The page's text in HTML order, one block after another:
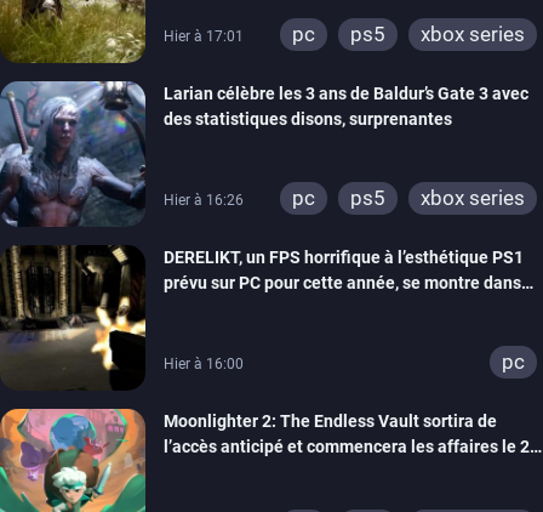
Hier à 17:01 pc ps5 xbox series
Larian célèbre les 3 ans de Baldur’s Gate 3 avec
des statistiques disons, surprenantes
Hier à 16:26 pc ps5 xbox series
DERELIKT, un FPS horrifique à l’esthétique PS1
prévu sur PC pour cette année, se montre dans
Hier à 16:00 pc
Moonlighter 2: The Endless Vault sortira de
l’accès anticipé et commencera les affaires le 2